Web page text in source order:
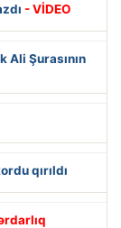
- VİDEO
Şurasının
qırıldı